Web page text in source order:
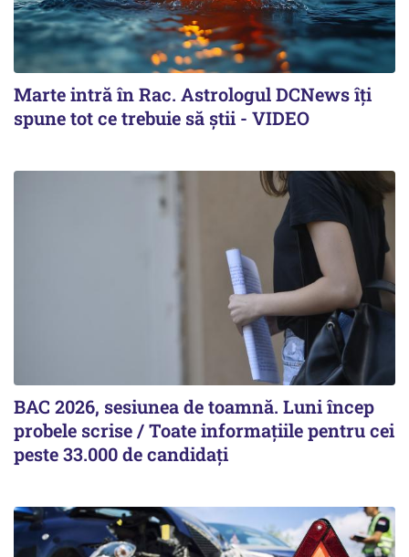
Marte intră în Rac. Astrologul DCNews îți
spune tot ce trebuie să știi - VIDEO
BAC 2026, sesiunea de toamnă. Luni încep
probele scrise / Toate informațiile pentru cei
peste 33.000 de candidați